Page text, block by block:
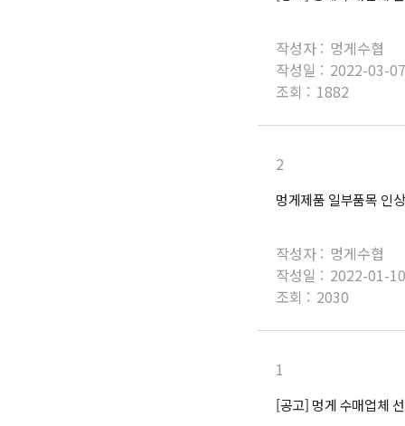
작성자 : 멍게수협
작성일 : 2022-03-07
조회 : 1882
2
멍게제품 일부품목 인
작성자 : 멍게수협
작성일 : 2022-01-10
조회 : 2030
1
[공고] 멍게 수매업체